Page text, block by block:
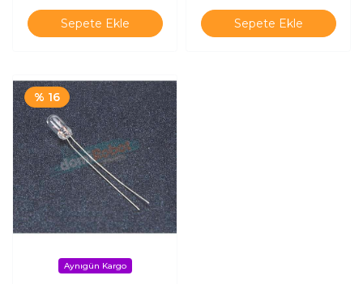
Sepete Ekle Sepete Ekle
% 16